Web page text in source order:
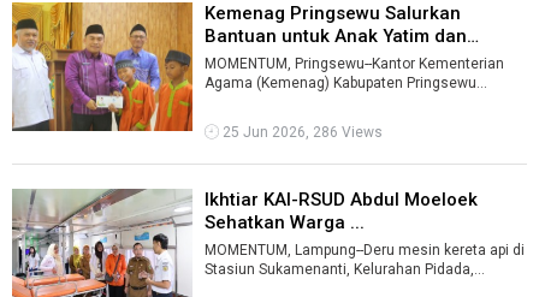
Kemenag Pringsewu Salurkan
Bantuan untuk Anak Yatim dan
Penyandan ...
MOMENTUM, Pringsewu--Kantor Kementerian
Agama (Kemenag) Kabupaten Pringsewu
yatim d ...
25 Jun 2026, 286 Views
Ikhtiar KAI-RSUD Abdul Moeloek
Sehatkan Warga ...
MOMENTUM, Lampung--Deru mesin kereta api di
Stasiun Sukamenanti, Kelurahan Pidada,